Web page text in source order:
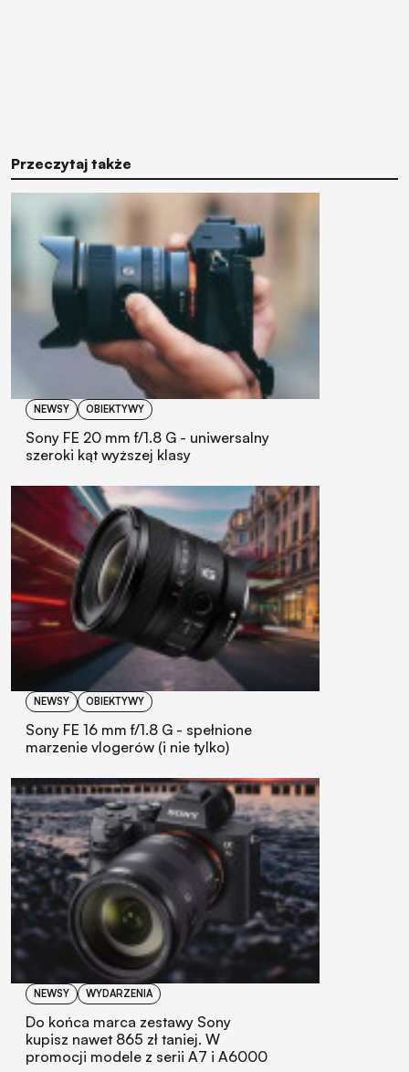
Przeczytaj także
NEWSY OBIEKTYWY
Sony FE 20 mm f/1.8 G - uniwersalny
szeroki kąt wyższej klasy
NEWSY OBIEKTYWY
Sony FE 16 mm f/1.8 G - spełnione
marzenie vlogerów (i nie tylko)
NEWSY WYDARZENIA
Do końca marca zestawy Sony
kupisz nawet 865 zł taniej. W
promocji modele z serii A7 i A6000